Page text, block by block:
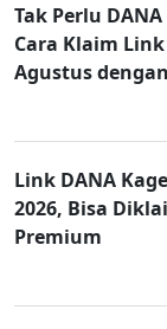
Tak Perlu
Cara Klaim
Agustus
Link DANA
2026, Bisa
Premium